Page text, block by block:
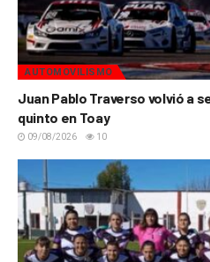
AUTOMOVILISMO
Juan Pablo Traverso volvió a
quinto en Toay
09/08/2026 10